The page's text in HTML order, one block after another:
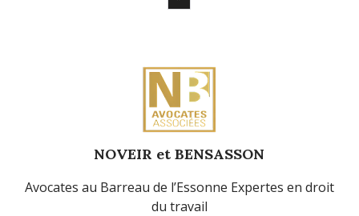
NOVEIR et BENSASSON
Avocates au Barreau de l’Essonne Expertes en droit
du travail